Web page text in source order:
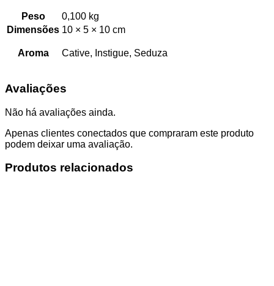
Peso
0,100 kg
Dimensões 10 × 5 × 10 cm
Aroma Cative, Instigue, Seduza
Avaliações
Não há avaliações ainda.
Apenas clientes conectados que compraram este produto
podem deixar uma avaliação.
Produtos relacionados